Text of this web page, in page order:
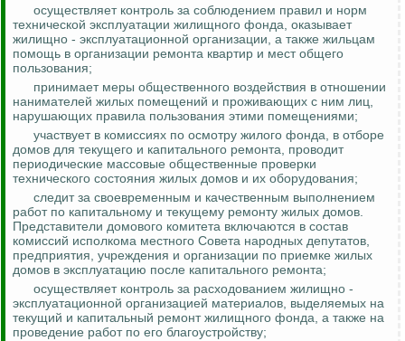
осуществляет контроль за соблюдением правил и норм
технической эксплуатации жилищного фонда, оказывает
жилищно - эксплуатационной организации, а также жильцам
помощь в организации ремонта квартир и мест общего
пользования;
принимает меры общественного воздействия в отношении
нанимателей жилых помещений и проживающих с ним лиц,
нарушающих правила пользования этими помещениями;
участвует в комиссиях по осмотру жилого фонда, в отборе
домов для текущего и капитального ремонта, проводит
периодические массовые общественные проверки
технического состояния жилых домов и их оборудования;
следит за своевременным и качественным выполнением
работ по капитальному и текущему ремонту жилых домов.
Представители домового комитета включаются в состав
комиссий исполкома местного Совета народных депутатов,
предприятия, учреждения и организации по приемке жилых
домов в эксплуатацию после капитального ремонта;
осуществляет контроль за расходованием жилищно -
эксплуатационной организацией материалов, выделяемых на
текущий и капитальный ремонт жилищного фонда, а также на
проведение работ по его благоустройству;